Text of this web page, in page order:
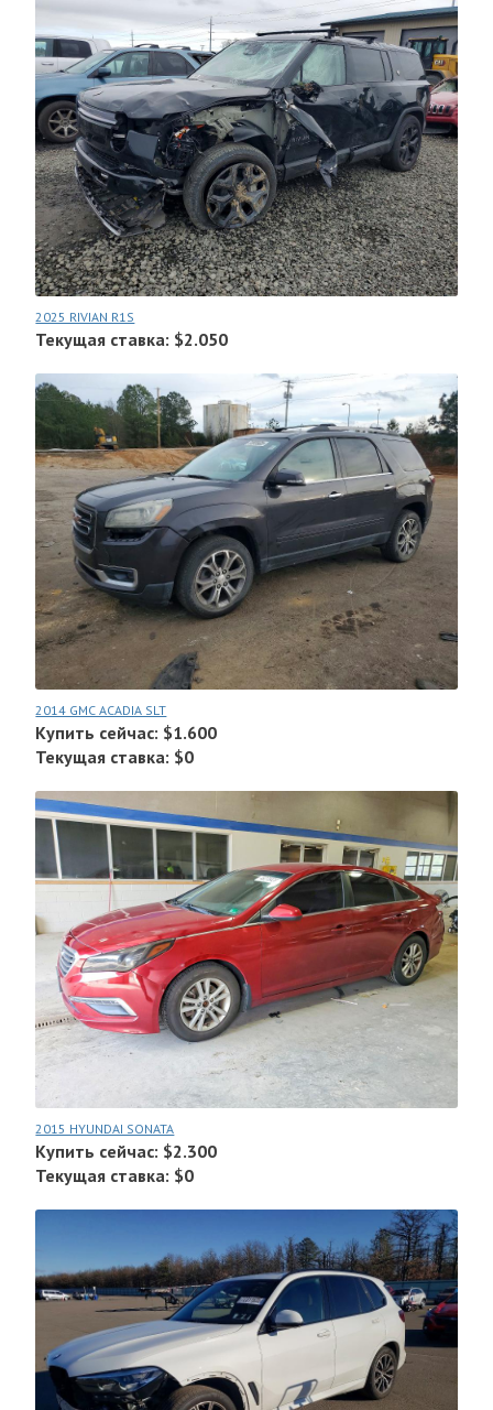
2025 RIVIAN R1S
Текущая ставка: $2.050
2014 GMC ACADIA SLT
Купить сейчас: $1.600
Текущая ставка: $0
2015 HYUNDAI SONATA
Купить сейчас: $2.300
Текущая ставка: $0